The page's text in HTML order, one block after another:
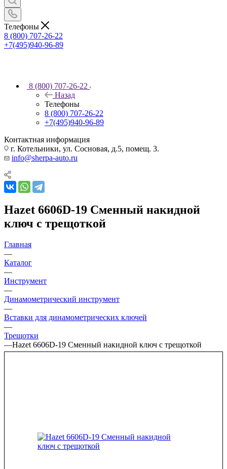
Телефоны
8 (800) 707-26-22
+7(495)940-96-89
8 (800) 707-26-22
Назад
Телефоны
8 (800) 707-26-22
+7(495)940-96-89
Контактная информация
г. Котельники, ул. Сосновая, д.5, помещ. 3.
info@sherpa-auto.ru
Hazet 6606D-19 Сменный накидной
ключ с трещоткой
Главная
—
Каталог
—
Инструмент
—
Динамометрический инструмент
—
Вставки для динамометрических ключей
—
Трещотки
—Hazet 6606D-19 Сменный накидной ключ с трещоткой